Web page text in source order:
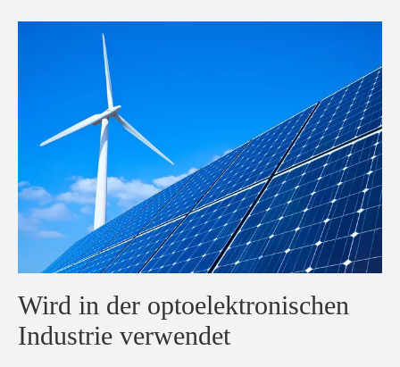
Wird in der optoelektronischen
Industrie verwendet